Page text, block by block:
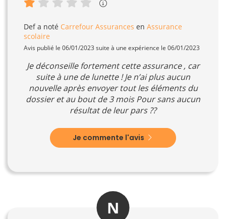
Defa noté Carrefour Assurances en Assurance
scolaire
Avis publié le 06/01/2023 suite à une expérience le 06/01/2023
Je déconseille fortement cette assurance , car
suite à une de lunette ! Je n’ai plus aucun
nouvelle après envoyer tout les éléments du
dossier et au bout de 3 mois Pour sans aucun
résultat de leur pars ??
Je commente l'avis
N